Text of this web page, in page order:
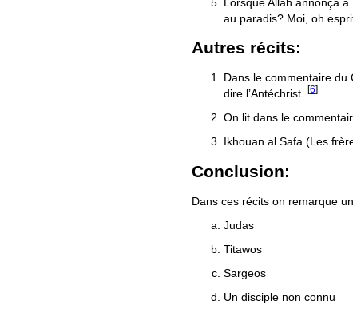
au paradis? Moi, oh
Autres récits:
Dans le commentaire du
dire l’Antéchrist.
[6]
On lit dans le
Ikhouan al Safa (Les
Conclusion:
Dans ces récits on remarque
Judas
Titawos
Sargeos
Un disciple non connu